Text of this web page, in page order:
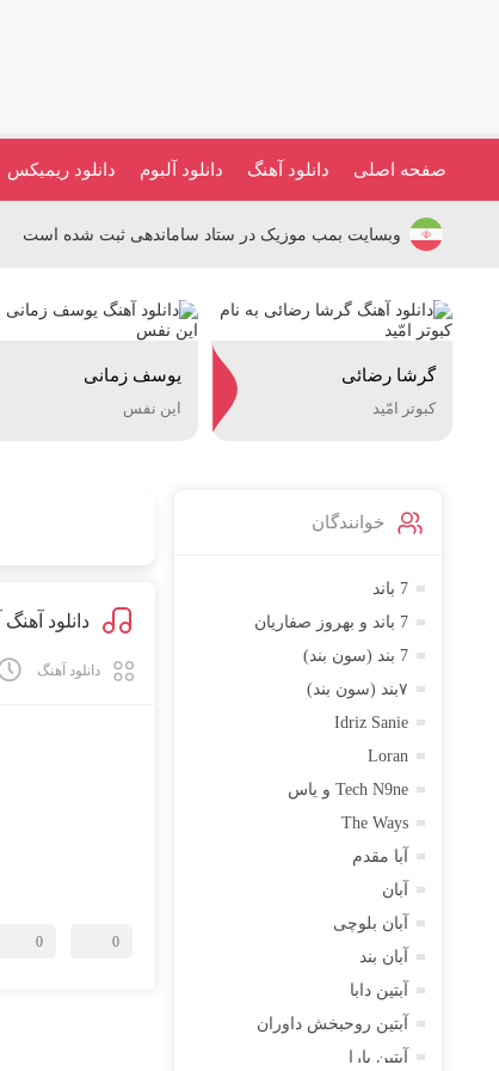
صفحه اصلی دانلود آهنگ دانلود آلبوم دانلود ریمیکس
وبسایت بمب موزیک در ستاد ساماندهی ثبت شده است
گرشا رضائی
کبوتر امّید
یوسف زمانی
این نفس
دانلود
دانلود آهنگ
0
0
خوانندگان
7 باند
7 باند و بهروز صفاریان
7 بند (سون بند)
۷بند (سون بند)
Idriz Sanie
Loran
Tech N9ne و یاس
The Ways
آبا مقدم
آبان
آبان بلوچی
آبان بند
آبتین دابا
آبتین روحبخش داوران
آبتین یارا